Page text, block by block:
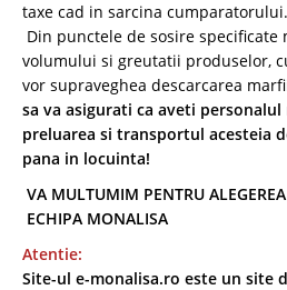
taxe cad in sarcina cumparatorului.
Din punctele de sosire specificate
volumului si greutatii produselor,
vor supraveghea descarcarea
sa va asigurati ca aveti
preluarea si transportul acesteia
pana in locuinta!
VA MULTUMIM PENTRU
ECHIPA MONALISA
Atentie:
Site-ul e-monalisa.ro este un site